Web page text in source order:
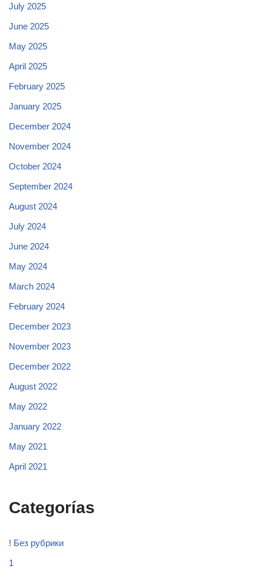
July 2025
June 2025
May 2025
April 2025
February 2025
January 2025
December 2024
November 2024
October 2024
September 2024
August 2024
July 2024
June 2024
May 2024
March 2024
February 2024
December 2023
November 2023
December 2022
August 2022
May 2022
January 2022
May 2021
April 2021
Categorías
! Без рубрики
1